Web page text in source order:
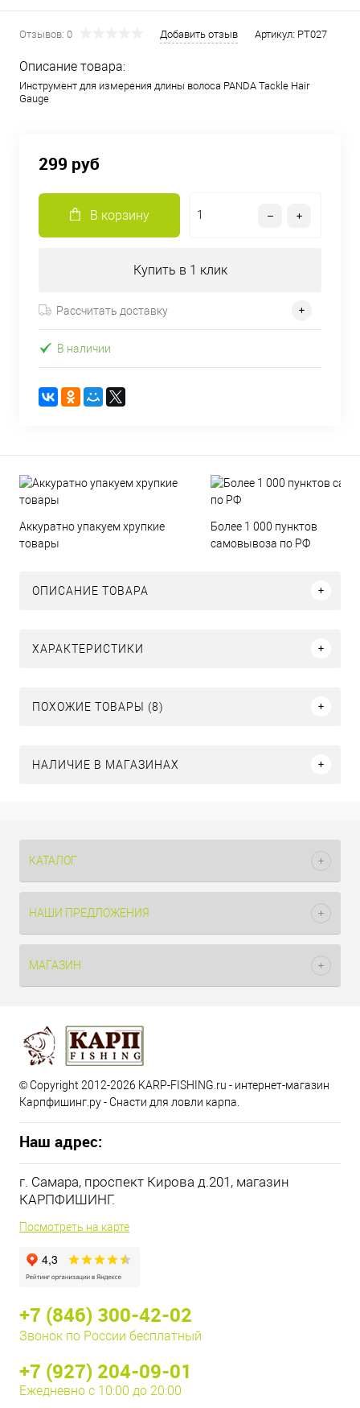
Отзывов: 0 Добавить отзыв Артикул: PT027
Описание товара:
Инструмент для измерения длины волоса PANDA Tackle Hair
Gauge
299 руб
В корзину
Купить в 1 клик
Рассчитать доставку
В наличии
Аккуратно упакуем хрупкие
товары
Более 1 000 пунктов
самовывоза по РФ
ОПИСАНИЕ ТОВАРА
ХАРАКТЕРИСТИКИ
ПОХОЖИЕ ТОВАРЫ (8)
НАЛИЧИЕ В МАГАЗИНАХ
КАТАЛОГ
НАШИ ПРЕДЛОЖЕНИЯ
МАГАЗИН
© Copyright 2012-2026 KARP-FISHING.ru - интернет-магазин
Карпфишинг.ру - Снасти для ловли карпа.
Наш адрес:
г. Самара, проспект Кирова д.201, магазин
КАРПФИШИНГ.
Посмотреть на карте
+7 (846) 300-42-02
Звонок по России бесплатный
+7 (927) 204-09-01
Ежедневно с 10:00 до 20:00